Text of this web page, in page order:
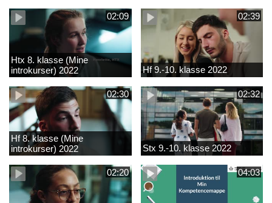
02:09
Htx 8. klasse (Mine
introkurser) 2022
02:39
Hf 9.-10. klasse 2022
02:30
Hf 8. klasse (Mine
introkurser) 2022
02:32
Stx 9.-10. klasse 2022
02:20 04:03